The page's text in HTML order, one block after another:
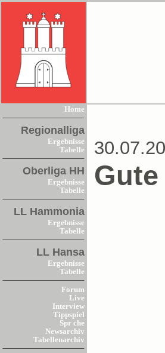
Home
Regionalliga
Ergebnisse
Tabelle
Oberliga HH
Ergebnisse
Tabelle
LL Hammonia
Ergebnisse
Tabelle
LL Hansa
Ergebnisse
Tabelle
Forum
Live
Interview
Tippspiel
Spr che
Newsarchiv
Tabellenarchiv